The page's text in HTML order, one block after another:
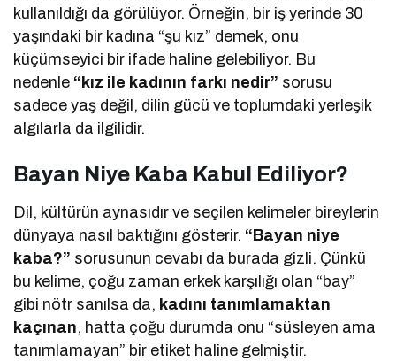
kullanıldığı da görülüyor. Örneğin, bir iş yerinde 30
yaşındaki bir kadına “şu kız” demek, onu
küçümseyici bir ifade haline gelebiliyor. Bu
nedenle “kız ile kadının farkı nedir” sorusu
sadece yaş değil, dilin gücü ve toplumdaki yerleşik
algılarla da ilgilidir.
Bayan Niye Kaba Kabul Ediliyor?
Dil, kültürün aynasıdır ve seçilen kelimeler bireylerin
dünyaya nasıl baktığını gösterir. “Bayan niye
kaba?” sorusunun cevabı da burada gizli. Çünkü
bu kelime, çoğu zaman erkek karşılığı olan “bay”
gibi nötr sanılsa da, kadını tanımlamaktan
kaçınan, hatta çoğu durumda onu “süsleyen ama
tanımlamayan” bir etiket haline gelmiştir.